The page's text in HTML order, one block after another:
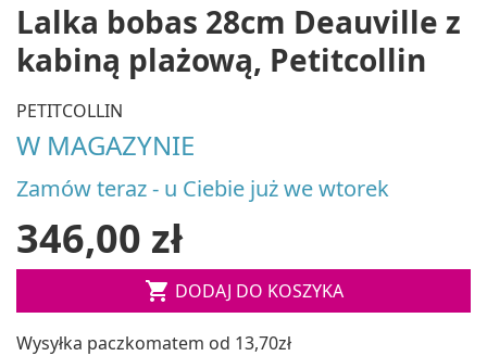
Lalka bobas 28cm Deauville z
kabiną plażową, Petitcollin
PETITCOLLIN
W MAGAZYNIE
Zamów teraz - u Ciebie już we wtorek
346,00 zł
 DODAJ DO KOSZYKA
Wysyłka paczkomatem od 13,70zł